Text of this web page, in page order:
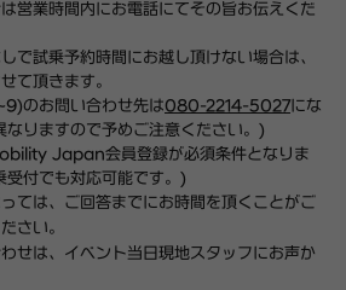
営業時間内にお電話にてその旨お伝えくだ
で試乗予約時間にお越し頂けない場合は、
て頂きます。
のお問い合わせ先は080-2214-5027 にな
なりますので予めご注意ください。)
Japan会員登録が必須条件となりま
受付でも対応可能です。)
ては、ご回答までにお時間を頂くことがご
さい。
せは、 イベント当日現地スタッフにお声か